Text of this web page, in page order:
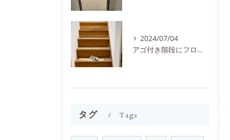
2024/07/04
アゴ付き階段にフロアタイルとノンスリップを施工しました。
タグ Tags